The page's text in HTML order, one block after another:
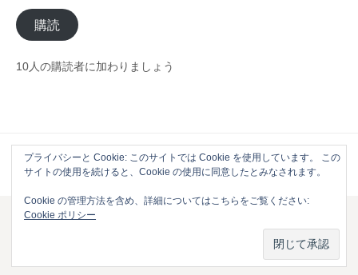
ル
ア
ド
レ
購読
10人の購読者に加わりましょう
Powered byWordPress | Theme byThemehaus
プライバシーと Cookie: このサイトでは Cookie を使用しています。 この
サイトの使用を続けると、Cookie の使用に同意したとみなされます。
Cookie の管理方法を含め、詳細についてはこちらをご覧ください:
Cookie ポリシー